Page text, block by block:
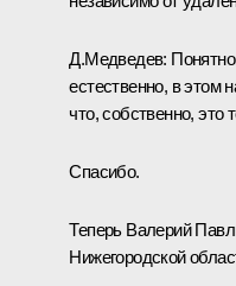
Д.Медведев:
естественно, в этом
что, собственно, это
Спасибо.
Теперь Валерий
Нижегородской